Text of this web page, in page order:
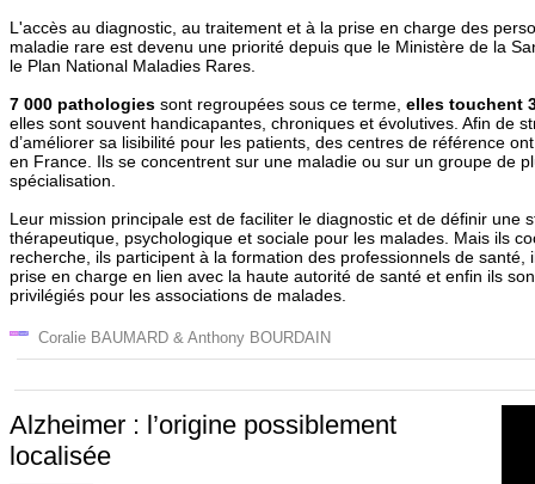
L'accès au diagnostic, au traitement et à la prise en charge des
maladie rare est devenu une priorité depuis que le Ministère de la
le Plan National Maladies Rares.
7 000 pathologies sont regroupées sous ce terme, elles touchent
elles sont souvent handicapantes, chroniques et évolutives. Afin de
d’améliorer sa lisibilité pour les patients, des centres de référence
en France. Ils se concentrent sur une maladie ou sur un groupe de
spécialisation.
Leur mission principale est de faciliter le diagnostic et de définir une
thérapeutique, psychologique et sociale pour les malades. Mais ils
recherche, ils participent à la formation des professionnels de santé,
prise en charge en lien avec la haute autorité de santé et enfin ils
privilégiés pour les associations de malades.
Coralie BAUMARD & Anthony BOURDAIN
Alzheimer : l’origine possiblement
localisée